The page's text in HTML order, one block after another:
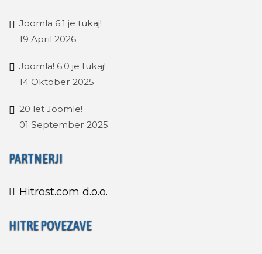
Joomla 6.1 je tukaj!
19 April 2026
Joomla! 6.0 je tukaj!
14 Oktober 2025
20 let Joomle!
01 September 2025
PARTNERJI
Hitrost.com d.o.o.
HITRE POVEZAVE